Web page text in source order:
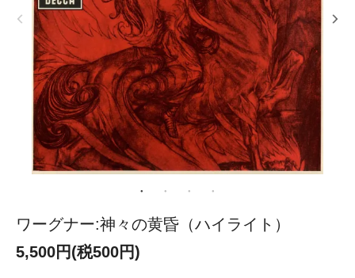
ワーグナー:神々の黄昏（ハイライト）
5,500円(税500円)